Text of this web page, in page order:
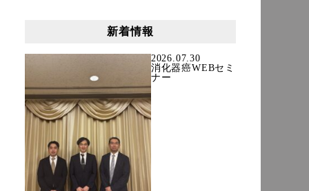
新着情報
2026.07.30
消化器癌WEBセミ
ナー